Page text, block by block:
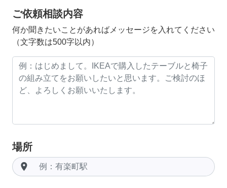
ご依頼相談内容
何か聞きたいことがあればメッセージを入れてください
（文字数は500字以内）
場所
room